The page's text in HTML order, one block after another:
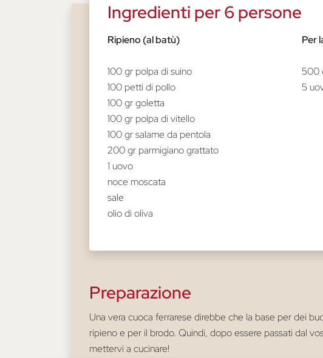
Ingredienti per 6 persone
Ripieno (al batù)
100 gr polpa di suino
100 petti di pollo
100 gr goletta
100 gr polpa di vitello
100 gr salame da pentola
200 gr parmigiano grattato
1 uovo
noce moscata
sale
olio di oliva
Per
500
5
Preparazione
Una vera cuoca ferrarese direbbe che la base per dei
ripieno e per il brodo. Quindi, dopo essere passati dal
mettervi a cucinare!